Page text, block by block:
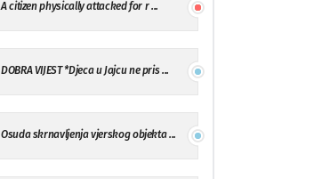
A citizen physically attacked for r ...
DOBRA VIJEST *Djeca u Jajcu ne pris ...
Osuda skrnavljenja vjerskog objekta ...